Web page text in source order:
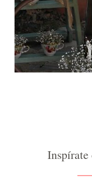
Inspírate